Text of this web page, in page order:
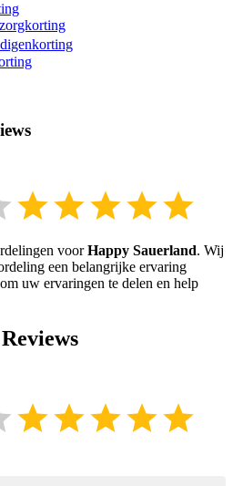
voorHappy Sauerland. Wij
een belangrijke ervaring
uw ervaringen te delen en help
Reviews